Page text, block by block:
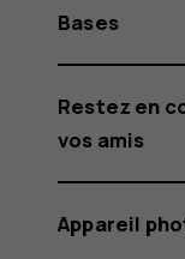
Bases
Restez en
vos amis
Appareil